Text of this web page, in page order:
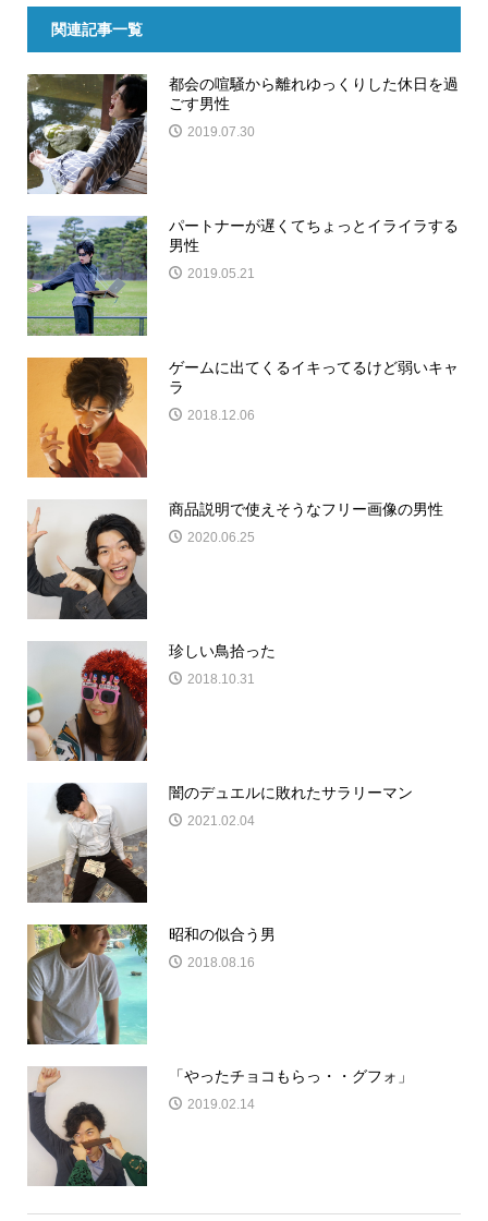
関連記事一覧
都会の喧騒から離れゆっくりした休日を過
ごす男性
2019.07.30
パートナーが遅くてちょっとイライラする
男性
2019.05.21
ゲームに出てくるイキってるけど弱いキャ
ラ
2018.12.06
商品説明で使えそうなフリー画像の男性
2020.06.25
珍しい鳥拾った
2018.10.31
闇のデュエルに敗れたサラリーマン
2021.02.04
昭和の似合う男
2018.08.16
「やったチョコもらっ・・グフォ」
2019.02.14